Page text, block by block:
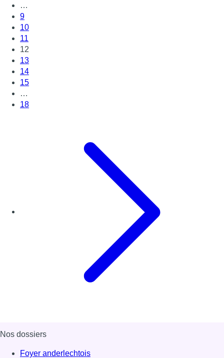
…
9
10
11
12
13
14
15
…
18
Nos dossiers
Foyer anderlechtois